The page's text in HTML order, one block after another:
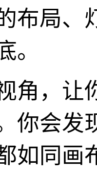
布局、
。
角，让
你会发
如同画